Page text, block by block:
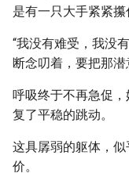
是有一只大手紧紧攥
“我没有难受，我没
断念叨着，要把那潜
呼吸终于不再急促
复了平稳的跳动。
这具孱弱的躯体，
价。